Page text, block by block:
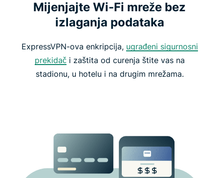
Mijenjajte Wi-Fi mreže bez
izlaganja podataka
ExpressVPN-ova enkripcija, ugrađeni sigurnosni
prekidači zaštita od curenja štite vas na
stadionu, u hotelu i na drugim mrežama.